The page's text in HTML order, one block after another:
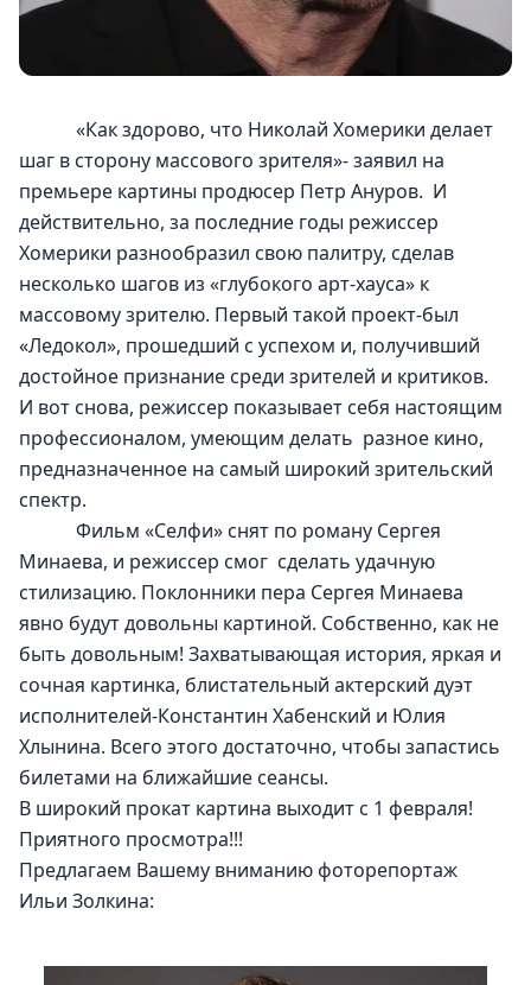
«Как здорово, что Николай Хомерики делает
шаг в сторону массового зрителя»- заявил на
премьере картины продюсер Петр Ануров.  И
действительно, за последние годы режиссер
Хомерики разнообразил свою палитру, сделав
несколько шагов из «глубокого арт-хауса» к
массовому зрителю. Первый такой проект-был
«Ледокол», прошедший с успехом и, получивший
достойное признание среди зрителей и критиков.
И вот снова, режиссер показывает себя настоящим
профессионалом, умеющим делать  разное кино,
предназначенное на самый широкий зрительский
спектр.
Фильм «Селфи» снят по роману Сергея
Минаева, и режиссер смог  сделать удачную
стилизацию. Поклонники пера Сергея Минаева
явно будут довольны картиной. Собственно, как не
быть довольным! Захватывающая история, яркая и
сочная картинка, блистательный актерский дуэт
исполнителей-Константин Хабенский и Юлия
Хлынина. Всего этого достаточно, чтобы запастись
билетами на ближайшие сеансы.
В широкий прокат картина выходит с 1 февраля!
Приятного просмотра!!!
Предлагаем Вашему вниманию фоторепортаж
Ильи Золкина: